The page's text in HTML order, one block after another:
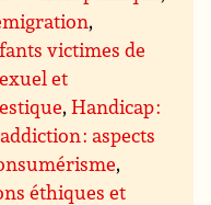
,
victimes de
et
,Handicap :
: aspects
,
éthiques et